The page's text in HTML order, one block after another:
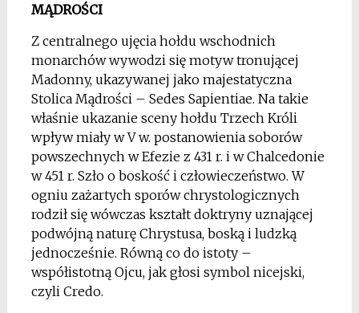
MĄDROŚCI
Z centralnego ujęcia hołdu wschodnich
monarchów wywodzi się motyw tronującej
Madonny, ukazywanej jako majestatyczna
Stolica Mądrości – Sedes Sapientiae. Na takie
właśnie ukazanie sceny hołdu Trzech Króli
wpływ miały w V w. postanowienia soborów
powszechnych w Efezie z 431 r. i w Chalcedonie
w 451 r. Szło o boskość i człowieczeństwo. W
ogniu zażartych sporów chrystologicznych
rodził się wówczas kształt doktryny uznającej
podwójną naturę Chrystusa, boską i ludzką
jednocześnie. Równą co do istoty –
współistotną Ojcu, jak głosi symbol nicejski,
czyli Credo.